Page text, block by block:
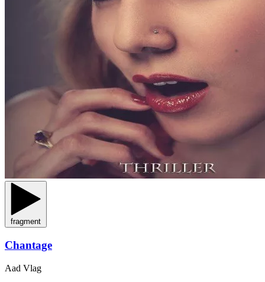
fragment
Chantage
Aad Vlag